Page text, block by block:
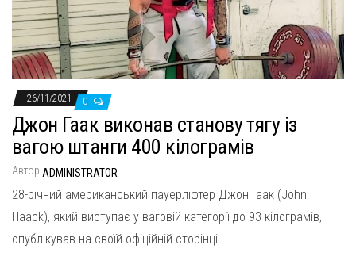
а
в
и
26/11/2021 0
Джон Гаак виконав станову тягу із
вагою штанги 400 кілограмів
Автор ADMINISTRATOR
28-річний американський пауерліфтер Джон Гаак (John
Haack), який виступає у ваговій категорії до 93 кілограмів,
опублікував на своїй офіційній сторінці…